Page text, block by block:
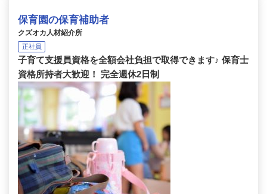
保育園の保育補助者
クズオカ人材紹介所
正社員
子育て支援員資格を全額会社負担で取得できます♪ 保育士
資格所持者大歓迎！ 完全週休2日制